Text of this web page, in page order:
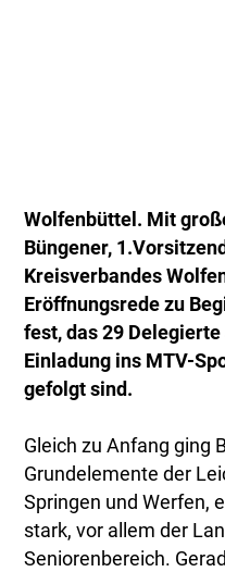
Wolfenbüttel. Mit
Büngener,
Kreisverbandes
Eröffnungsrede zu
fest, das 29
Einladung ins MTV-
gefolgt sind.
Gleich zu Anfang ging
Grundelemente der
Springen und Werfen,
stark, vor allem der
Seniorenbereich.